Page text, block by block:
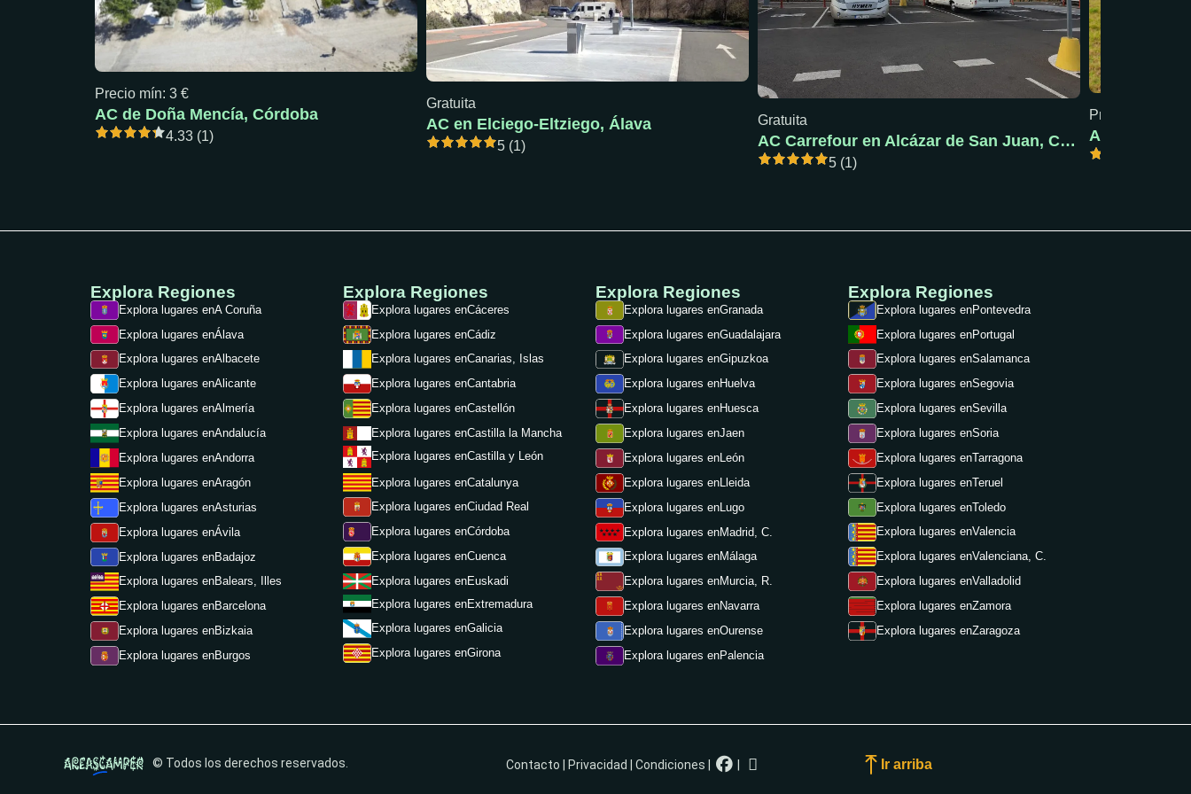
Precio mín: 3 €
AC de Doña Mencía, Córdoba
4.33 (1)
Gratuita
AC en Elciego-Eltziego, Álava
5 (1)
Gratuita
AC Carrefour en Alcázar de San Juan, Ciudad Real
5 (1)
Precio mín: 18 €
AC Pola de
Explora Regiones
Explora lugares enA Coruña
Explora lugares enÁlava
Explora lugares enAlbacete
Explora lugares enAlicante
Explora lugares enAlmería
Explora lugares enAndalucía
Explora lugares enAndorra
Explora lugares enAragón
Explora lugares enAsturias
Explora lugares enÁvila
Explora lugares enBadajoz
Explora lugares enBalears, Illes
Explora lugares enBarcelona
Explora lugares enBizkaia
Explora lugares enBurgos
Explora Regiones
Explora lugares enCáceres
Explora lugares enCádiz
Explora lugares enCanarias, Islas
Explora lugares enCantabria
Explora lugares enCastellón
Explora lugares enCastilla la Mancha
Explora lugares enCastilla y León
Explora lugares enCatalunya
Explora lugares enCiudad Real
Explora lugares enCórdoba
Explora lugares enCuenca
Explora lugares enEuskadi
Explora lugares enExtremadura
Explora lugares enGalicia
Explora lugares enGirona
Explora Regiones
Explora lugares enGranada
Explora lugares enGuadalajara
Explora lugares enGipuzkoa
Explora lugares enHuelva
Explora lugares enHuesca
Explora lugares enJaen
Explora lugares en León
Explora lugares en Lleida
Explora lugares enLugo
Explora lugares enMadrid, C.
Explora lugares enMálaga
Explora lugares enMurcia, R.
Explora lugares enNavarra
Explora lugares enOurense
Explora lugares enPalencia
Explora Regiones
Explora lugares enPontevedra
Explora lugares enPortugal
Explora lugares enSalamanca
Explora lugares enSegovia
Explora lugares enSevilla
Explora lugares enSoria
Explora lugares enTarragona
Explora lugares enTeruel
Explora lugares enToledo
Explora lugares enValencia
Explora lugares enValenciana, C.
Explora lugares enValladolid
Explora lugares enZamora
Explora lugares enZaragoza
© Todos los derechos reservados. Contacto Privacidad |Condiciones Ir arriba